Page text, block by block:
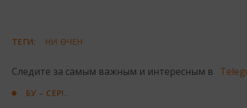
ТЕГИ: НИ ӨЧЕН
Следите за самым важным и интересным в
БУ – СЕР!..